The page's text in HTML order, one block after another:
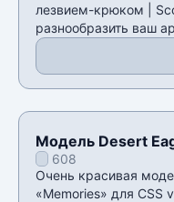
лезвием-крюком |
разнообразить ваш
Модель Desert
v34608
Очень красивая
«Memories» для CSS